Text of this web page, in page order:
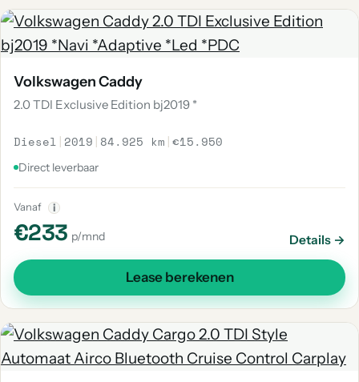
Volkswagen Caddy
2.0 TDI Exclusive Edition bj2019 *
Diesel | 2019 | 84.925 km |€15.950
Direct leverbaar
Vanaf i
€233 p/mnd Details →
Lease berekenen